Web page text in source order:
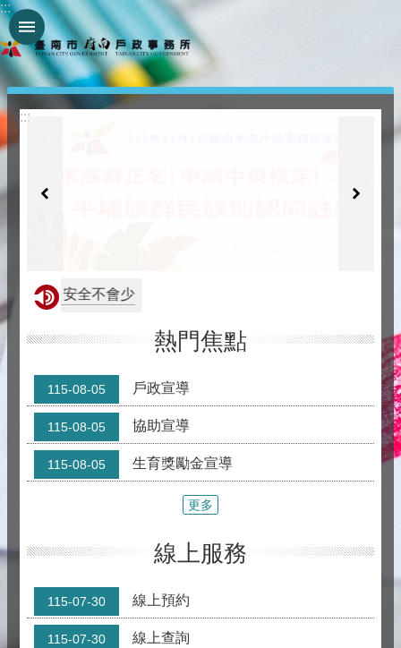
跳到主要內容區塊
:::
:::
的好，安全不會少
熱門焦點
115-08-05 戶政宣導
115-08-05 協助宣導
115-08-05 生育獎勵金宣導
更多
線上服務
115-07-30 線上預約
115-07-30 線上查詢